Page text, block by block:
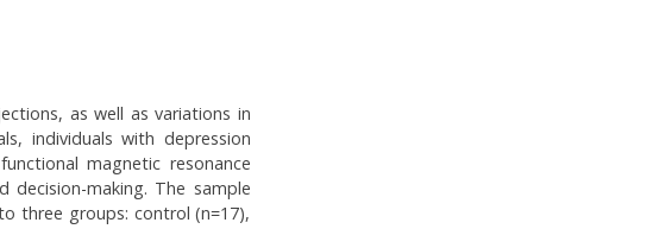
as well as variations in
individuals with depression
magnetic resonance
decision-making. The sample
three groups: control (n=17),